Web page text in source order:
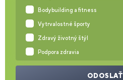
Bodybuilding a fitness
Vytrvalostné športy
Zdravý životný štýl
Podpora zdravia
ODOSLAŤ